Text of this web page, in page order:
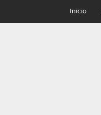
Inicio